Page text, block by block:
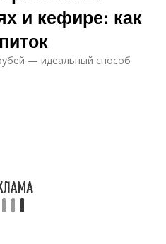
и кефире: как
— идеальный способ